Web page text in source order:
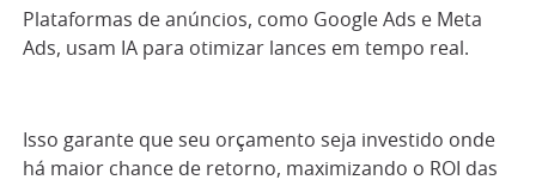
Plataformas de anúncios, como Google Ads e Meta
Ads, usam IA para otimizar lances em tempo real.
Isso garante que seu orçamento seja investido onde
há maior chance de retorno, maximizando o ROI das